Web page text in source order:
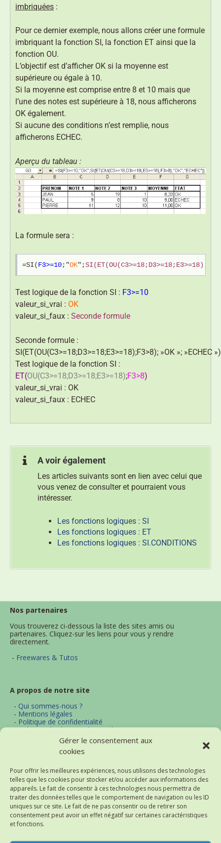
Gérer le consentement aux
cookies
Pour offrir les meilleures expériences, nous utilisons des technologies
telles que les cookies pour stocker et/ou accéder aux informations des
appareils. Le fait de consentir à ces technologies nous permettra de
traiter des données telles que le comportement de navigation ou les ID
uniques sur ce site. Le fait de ne pas consentir ou de retirer son
consentement peut avoir un effet négatif sur certaines caractéristiques
et fonctions.
imbriquées :
Pour ce dernier exemple, nous allons créer une formule
imbriquant la fonction SI, la fonction ET ainsi que la
fonction OU.
L’objectif est d’afficher OK si la moyenne est
supérieure ou égale à 10.
Si la moyenne est comprise entre 8 et 10 mais que
l’une des notes est supérieure à 18, nous afficherons
OK également.
Si aucune des conditions n’est remplie, nous
afficherons ECHEC.
Aperçu du tableau :
La formule sera :
=SI(F3>=10;"OK";
Test logique de la fonction SI : F3>=10
valeur_si_vrai : OK
valeur_si_faux : Seconde formule
Seconde formule :
SI(ET(OU(C3>=18;D3>=18;E3>=18);F3>8); »OK »; »ECHEC »)
Test logique de la fonction SI :
ET(OU(C3>=18;D3>=18;E3>=18);F3>8)
valeur_si_vrai : OK
valeur_si_faux : ECHEC
A voir également
Les articles suivants sont en lien avec celui que
vous venez de consulter et pourraient vous
intéresser.
Les fonctions logiques : SI
Les fonctions logiques : ET
Les fonctions logiques : SI.CONDITIONS
Nos partenaires
Vous trouverez ci-dessous la liste des sites amis ou
partenaires. Cliquez-sur les liens pour vous y rendre
directement.
- Freewares & Tutos
A propos de notre site
- Qui sommes-nous ?
- Mentions légales
- Politique de confidentialité
-Politique d'utilisation des cookies
Actualités et thématiques
-Excel
-Word
-Bureautique
-Logiciels